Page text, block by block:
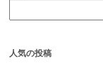
人気の投稿